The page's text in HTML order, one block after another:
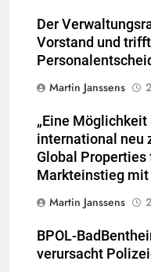
Der
Vorstand und
Martin Janssens
„Eine
international neu
Global
Markteinstieg
Martin Janssens
BPOL-
verursacht